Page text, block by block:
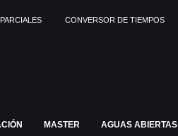
CONVERSOR DE TIEMPOS
MASTER AGUAS ABIERTAS